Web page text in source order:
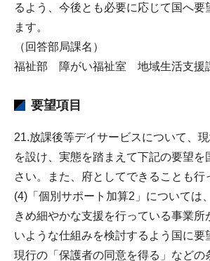
るよう、今後とも必要に応じて国へ要
ます。
（回答部局課名）
福祉部 障がい福祉室 地域生活支援
要望項目
21.放課後等デイサービスについて、
を設け、実態を踏まえて下記の要望を
さい。また、府としてできることも行
(4)「個別サポート加算2」については
きめ細やかな支援を行っている事業所
いような仕組みを検討するよう国に要
現行の「保護者の同意を得る」などの